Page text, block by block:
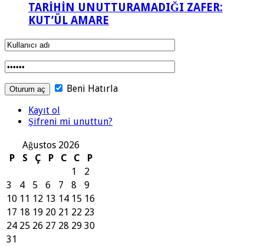
TARİHİN UNUTTURAMADIĞI ZAFER:
KUT’ÜL AMARE
Beni Hatırla
Kayıt ol
Şifreni mi unuttun?
Ağustos 2026
P
S Ç P C C
P
1
2
3
4 5 6 7 8
9
10 11 12 13 14 15 16
17 18 19 20 21 22 23
24 25 26 27 28 29 30
31